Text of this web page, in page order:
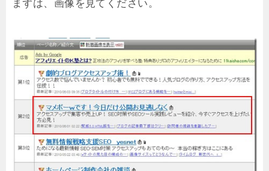
まずは、画像を見てください。